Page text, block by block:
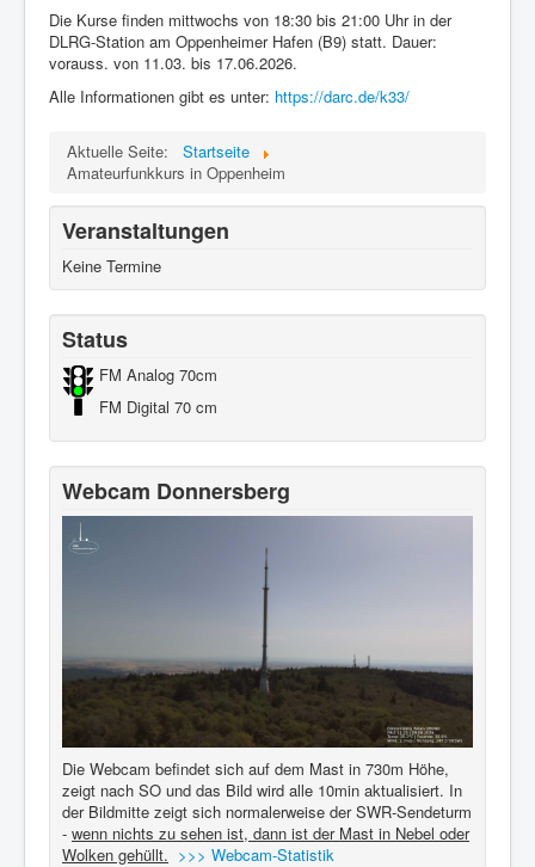
Die Kurse finden mittwochs von 18:30 bis 21:00 Uhr in der
DLRG-Station am Oppenheimer Hafen (B9) statt. Dauer:
vorauss. von 11.03. bis 17.06.2026.
Alle Informationen gibt es unter: https://darc.de/k33/
Aktuelle Seite:
Startseite
Amateurfunkkurs in Oppenheim
Veranstaltungen
Keine Termine
Status
FM Analog 70cm
FM Digital 70 cm
Webcam Donnersberg
Die Webcam befindet sich auf dem Mast in 730m Höhe,
zeigt nach SO und das Bild wird alle 10min aktualisiert. In
der Bildmitte zeigt sich normalerweise der SWR-Sendeturm
- wenn nichts zu sehen ist, dann ist der Mast in Nebel oder
Wolken gehüllt. >>> Webcam-Statistik